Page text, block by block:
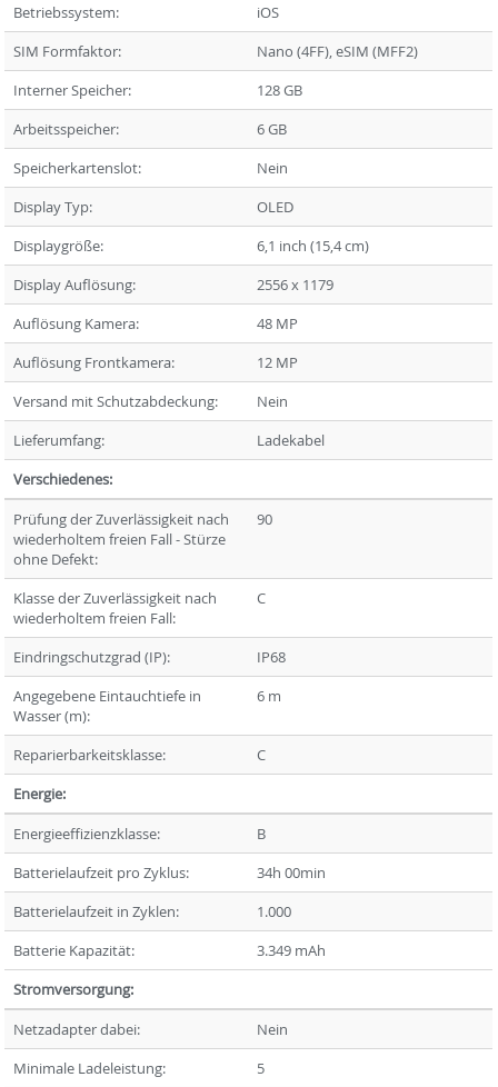
Betriebssystem:
iOS
SIM Formfaktor:
Nano (4FF), eSIM (MFF2)
Interner Speicher:
128 GB
Arbeitsspeicher:
6 GB
Speicherkartenslot:
Nein
Display Typ:
OLED
Displaygröße:
6,1 inch (15,4 cm)
Display Auflösung:
2556 x 1179
Auflösung Kamera:
48 MP
Auflösung Frontkamera:
12 MP
Versand mit Schutzabdeckung:
Nein
Lieferumfang:
Ladekabel
Verschiedenes:
Prüfung der Zuverlässigkeit nach
wiederholtem freien Fall - Stürze
ohne Defekt:
90
Klasse der Zuverlässigkeit nach
wiederholtem freien Fall:
C
Eindringschutzgrad (IP):
IP68
Angegebene Eintauchtiefe in
Wasser (m):
6 m
Reparierbarkeitsklasse:
C
Energie:
Energieeffizienzklasse:
B
Batterielaufzeit pro Zyklus:
34h 00min
Batterielaufzeit in Zyklen:
1.000
Batterie Kapazität:
3.349 mAh
Stromversorgung:
Netzadapter dabei:
Nein
Minimale Ladeleistung:
5